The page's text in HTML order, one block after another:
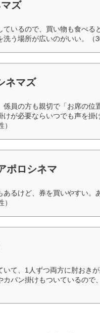
ズ
ているので、買い物も食べる
う場所が広いのがいい。（
ネマズ
係員の方も親切で「お席の
けが必要ならいつでも声を掛
）
ポロシネマ
あるけど、券を買いやすい。
いて、1人ずつ両方に肘おき
カバン掛けもついているの